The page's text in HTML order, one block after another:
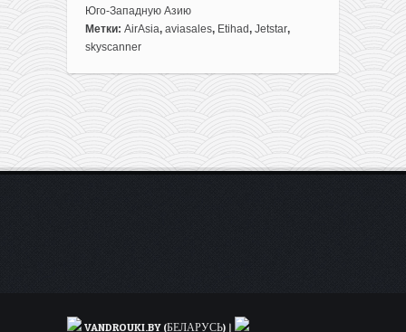
Малайзия
и
Сингапур
одной
поездке
Минска
за
511€
Юго-Западную Азию
Метки: AirAsia, aviasales, Etihad, Jetstar,
skyscanner
VANDROUKI.BY (БЕЛАРУСЬ) |